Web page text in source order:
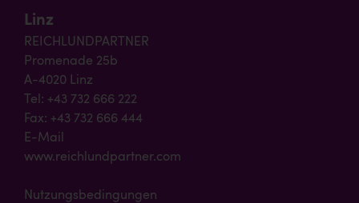
Linz
REICHLUNDPARTNER
Promenade 25b
A-4020 Linz
Tel: +43 732 666 222
Fax: +43 732 666 444
E-Mail
www.reichlundpartner.com
Nutzungsbedingungen